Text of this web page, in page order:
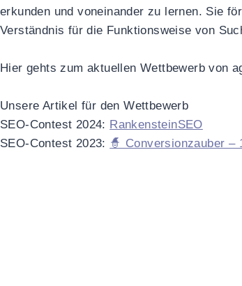
erkunden und voneinander zu lernen. Sie
Verständnis für die Funktionsweise von
Hier gehts zum aktuellen Wettbewerb von
Unsere Artikel für den Wettbewerb
SEO-Contest 2024: RankensteinSEO
SEO-Contest 2023: 🧙 Conversionzauber –